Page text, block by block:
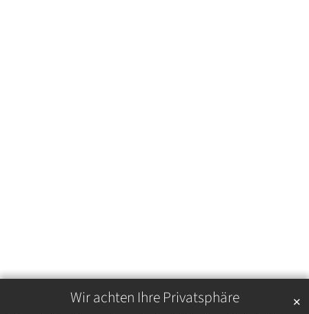
Wir achten Ihre Privatsphäre ✕